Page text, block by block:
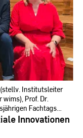
(stellv. Institutsleiter
Prof. Dr.
Fachtags
Prof. Dr.
Innovationen